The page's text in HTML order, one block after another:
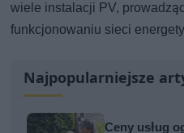
wiele instalacji PV,
funkcjonowaniu sieci
Najpopularniejsze
Ceny usług